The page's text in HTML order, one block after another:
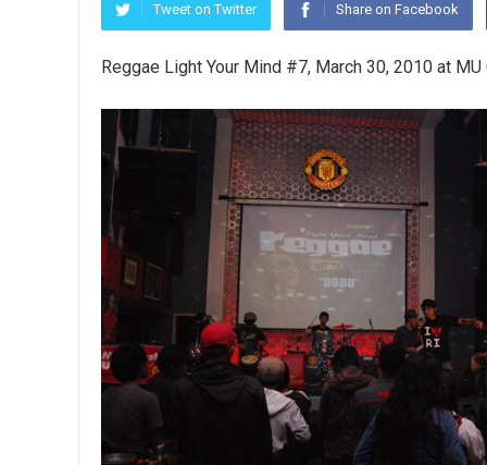
Tweet on Twitter Share on Facebook
Reggae Light Your Mind #7, March 30, 2010 at